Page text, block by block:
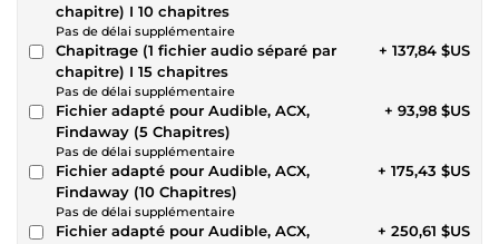
chapitre) I 10 chapitres
Pas de délai supplémentaire
Chapitrage (1 fichier audio séparé par
chapitre) I 15 chapitres
Pas de délai supplémentaire
+ 137,84 $US
Fichier adapté pour Audible, ACX,
Findaway (5 Chapitres)
Pas de délai supplémentaire
+ 93,98 $US
Fichier adapté pour Audible, ACX,
Findaway (10 Chapitres)
Pas de délai supplémentaire
+ 175,43 $US
Fichier adapté pour Audible, ACX,
+ 250,61 $US